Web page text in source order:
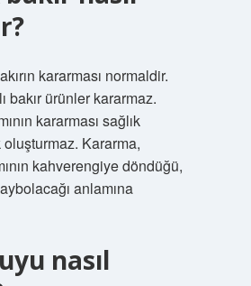
kararması normaldir.
bakır ürünler kararmaz.
kararması sağlık
oluşturmaz. Kararma,
kahverengiye döndüğü,
anlamına
nasıl